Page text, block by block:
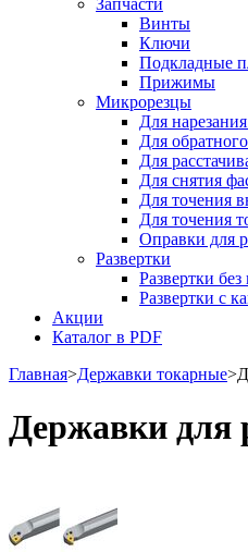
Запчасти
Винты
Ключи
Подкладные
Прижимы
Микрорезцы
Для
Для
Для
Для снятия
Для точения
Для точения
Оправки для
Развертки
Развертки
Развертки с
Акции
Каталог в PDF
Главная>Державки токарные>
Державки для